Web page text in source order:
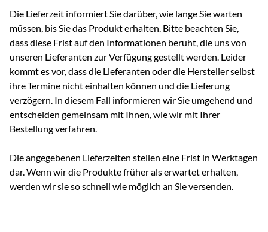
Die Lieferzeit informiert Sie darüber, wie lange Sie warten
müssen, bis Sie das Produkt erhalten. Bitte beachten Sie,
dass diese Frist auf den Informationen beruht, die uns von
unseren Lieferanten zur Verfügung gestellt werden. Leider
kommt es vor, dass die Lieferanten oder die Hersteller selbst
ihre Termine nicht einhalten können und die Lieferung
verzögern. In diesem Fall informieren wir Sie umgehend und
entscheiden gemeinsam mit Ihnen, wie wir mit Ihrer
Bestellung verfahren.
Die angegebenen Lieferzeiten stellen eine Frist in Werktagen
dar. Wenn wir die Produkte früher als erwartet erhalten,
werden wir sie so schnell wie möglich an Sie versenden.